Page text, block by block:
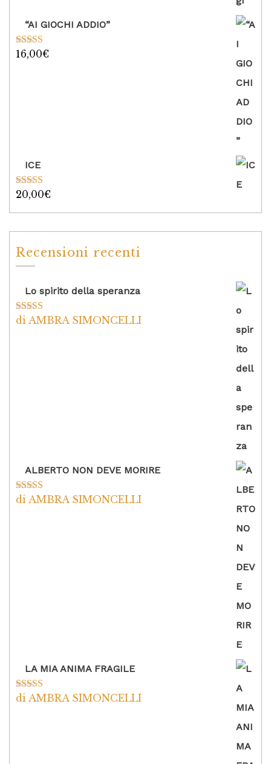
“AI GIOCHI ADDIO”
Valutato
16,00€
ICE
Valutato
20,00€
Recensioni recenti
Lo spirito della speranza
Valutato5su
di AMBRA SIMONCELLI
ALBERTO NON DEVE MORIRE
Valutato5su
di AMBRA SIMONCELLI
LA MIA ANIMA FRAGILE
Valutato5su
di AMBRA SIMONCELLI